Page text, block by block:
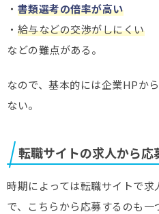
・ 書類選考の倍率が高い
・ 給与などの交渉がしにくい
などの難点がある。
なので、基本的には企業HPか
ない。
転職サイトの求人から応
時期によっては転職サイトで
で、こちらから応募するのも一